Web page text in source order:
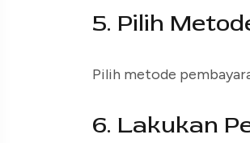
5. Pilih
Pilih metode
6. Lakukan